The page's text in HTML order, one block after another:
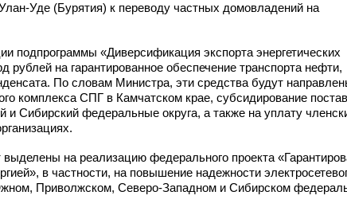
Уде (Бурятия) к переводу частных домовладений на
подпрограммы «Диверсификация экспорта энергетических
рублей на гарантированное обеспечение транспорта нефти,
По словам Министра, эти средства будут
комплекса СПГ в Камчатском крае, субсидирование
и Сибирский федеральные округа, а также на уплату
на реализацию федерального проекта
в частности, на повышение надежности
Приволжском, Северо-Западном и Сибирском